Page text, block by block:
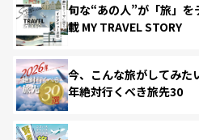
旬な“あの人”が「旅」
載 MY TRAVEL STORY
今、こんな旅がしてみた
年絶対行くべき旅先30